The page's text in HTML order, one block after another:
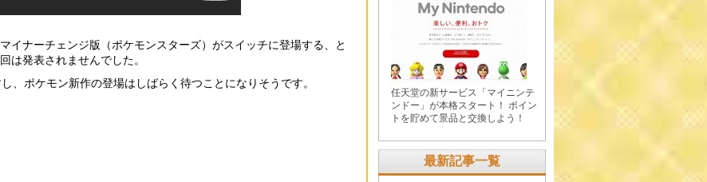
イナーチェンジ版（ポケモンスターズ）がスイッチに登場する、と
は発表されませんでした。
、ポケモン新作の登場はしばらく待つことになりそうです。
任天堂の新サービス「マイニンテ
ンドー」が本格スタート！ ポイン
トを貯めて景品と交換しよう！
最新記事一覧